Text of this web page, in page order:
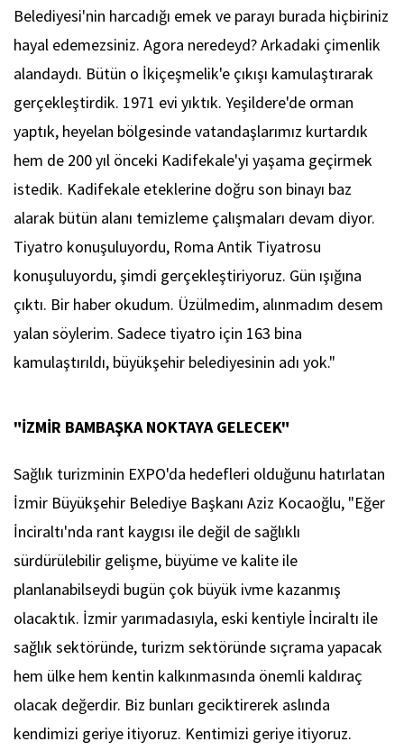
Belediyesi'nin harcadığı emek ve parayı burada hiçbiriniz
hayal edemezsiniz. Agora neredeyd? Arkadaki çimenlik
alandaydı. Bütün o İkiçeşmelik'e çıkışı kamulaştırarak
gerçekleştirdik. 1971 evi yıktık. Yeşildere'de orman
yaptık, heyelan bölgesinde vatandaşlarımız kurtardık
hem de 200 yıl önceki Kadifekale'yi yaşama geçirmek
istedik. Kadifekale eteklerine doğru son binayı baz
alarak bütün alanı temizleme çalışmaları devam diyor.
Tiyatro konuşuluyordu, Roma Antik Tiyatrosu
konuşuluyordu, şimdi gerçekleştiriyoruz. Gün ışığına
çıktı. Bir haber okudum. Üzülmedim, alınmadım desem
yalan söylerim. Sadece tiyatro için 163 bina
kamulaştırıldı, büyükşehir belediyesinin adı yok."
"İZMİR BAMBAŞKA NOKTAYA GELECEK"
Sağlık turizminin EXPO'da hedefleri olduğunu hatırlatan
İzmir Büyükşehir Belediye Başkanı Aziz Kocaoğlu, "Eğer
İnciraltı'nda rant kaygısı ile değil de sağlıklı
sürdürülebilir gelişme, büyüme ve kalite ile
planlanabilseydi bugün çok büyük ivme kazanmış
olacaktık. İzmir yarımadasıyla, eski kentiyle İnciraltı ile
sağlık sektöründe, turizm sektöründe sıçrama yapacak
hem ülke hem kentin kalkınmasında önemli kaldıraç
olacak değerdir. Biz bunları geciktirerek aslında
kendimizi geriye itiyoruz. Kentimizi geriye itiyoruz.